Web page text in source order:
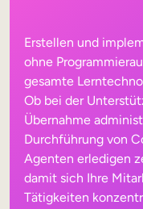
Erstellen und
ohne
gesamte
Ob bei der
Übernahme
Durchführung von
Agenten erledigen
damit sich Ihre
Tätigkeiten